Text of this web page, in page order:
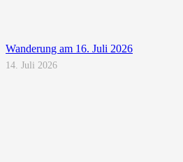
Wanderung am 16. Juli 2026
14. Juli 2026